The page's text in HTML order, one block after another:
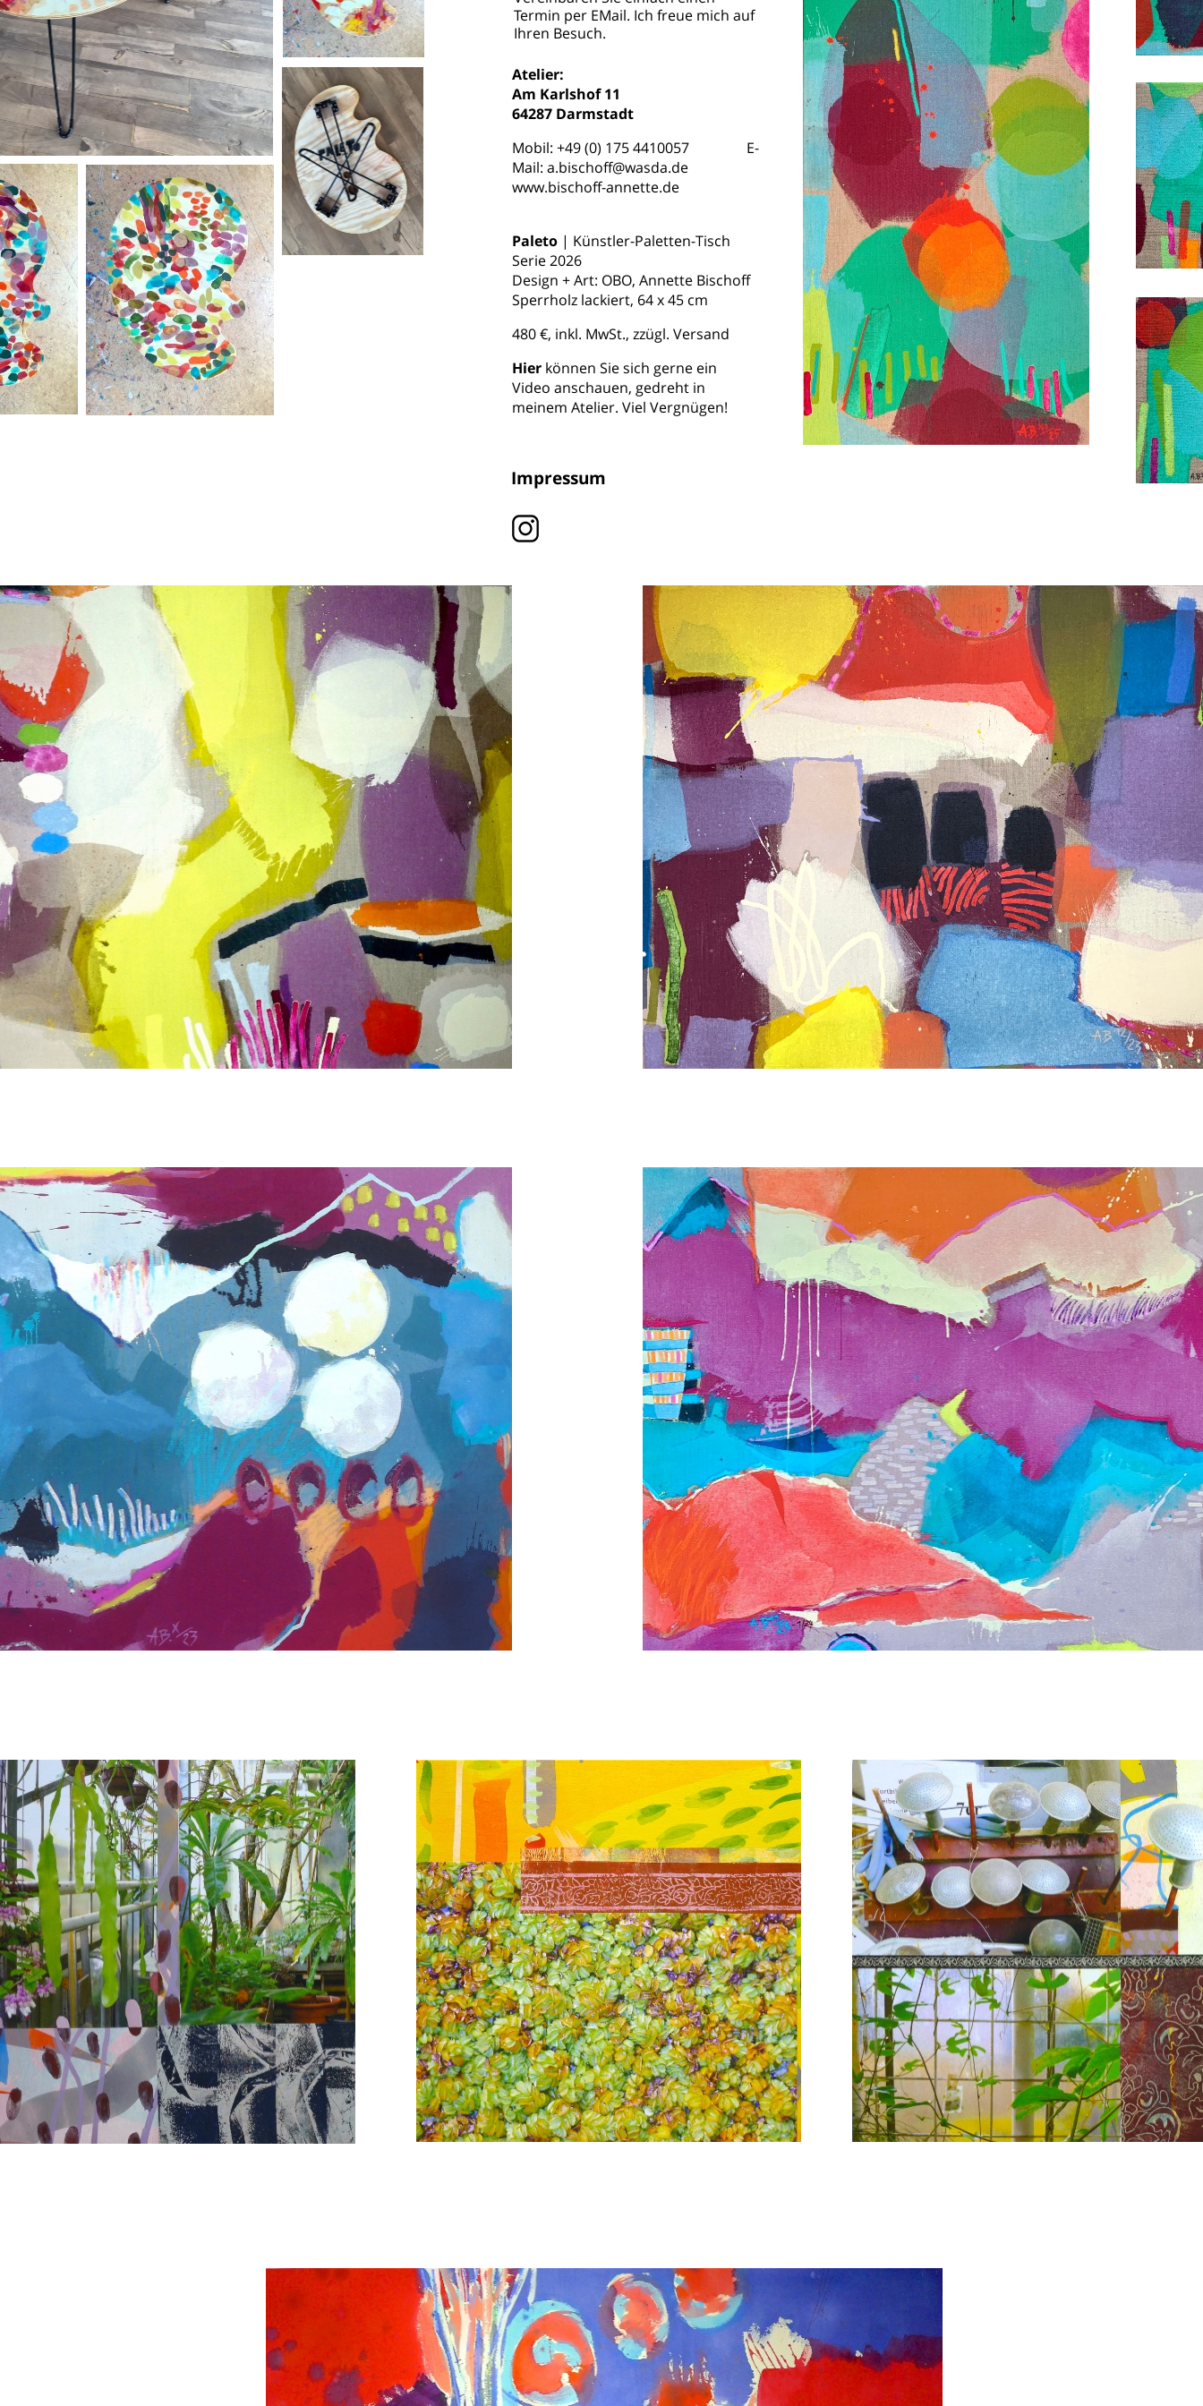
Atelier:
Am Karlshof 11
64287 Darmstadt
Mobil: +49 (0) 175 4410057 E-
Mail: a.bischoff@wasda.de
www.bischoff-annette.de
Paleto | Künstler-Paletten-Tisch
Serie 2026
Design + Art: OBO, Annette Bischoff
Sperrholz lackiert, 64 x 45 cm
480 €, inkl. MwSt., zzügl. Versand
Hier können Sie sich gerne ein
Video anschauen, gedreht in
meinem Atelier. Viel Vergnügen!
Impressum
Termin per EMail. Ich freue mich auf
Ihren Besuch.